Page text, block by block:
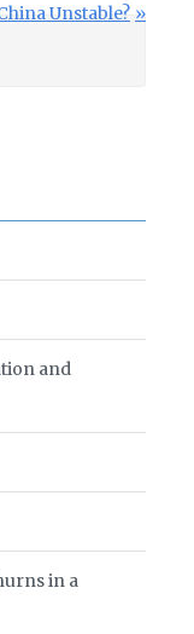
Post:Unstable?
and
in a